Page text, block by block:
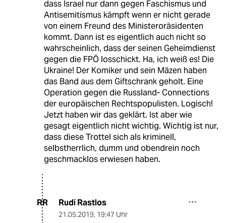
dass Israel nur dann gegen Faschismus und
Antisemitismus kämpft wenn er nicht gerade
von einem Freund des Ministeroräsidenten
kommt. Dann ist es eigentlich auch nicht so
wahrscheinlich, dass der seinen Geheimdienst
gegen die FPÖ losschickt. Ha, ich weiß es! Die
Ukraine! Der Komiker und sein Mäzen haben
das Band aus dem Giftschrank geholt. Eine
Operation gegen die Russland- Connections
der europäischen Rechtspopulisten. Logisch!
Jetzt haben wir das geklärt. Ist aber wie
gesagt eigentlich nicht wichtig. Wichtig ist nur,
dass diese Trottel sich als kriminell,
selbstherrlich, dumm und obendrein noch
geschmacklos erwiesen haben.
RR Rudi Rastlos
21.05.2019, 19:47 Uhr